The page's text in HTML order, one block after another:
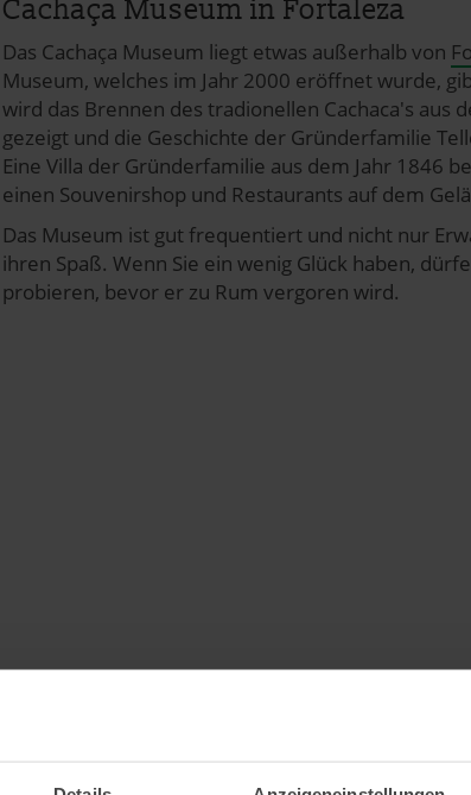
Cachaça Museum in Fortaleza
Das Cachaça Museum liegt etwas außerhalb von
Museum, welches im Jahr 2000 eröffnet wurde,
wird das Brennen des tradionellen Cachaca's aus
gezeigt und die Geschichte der Gründerfamilie
Eine Villa der Gründerfamilie aus dem Jahr 1846
einen Souvenirshop und Restaurants auf dem
Das Museum ist gut frequentiert und nicht nur
ihren Spaß. Wenn Sie ein wenig Glück haben,
probieren, bevor er zu Rum vergoren wird.
Adresse